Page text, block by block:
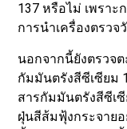
137 หรือไม่ เพรา
การนำเครื่องตรวจ
นอกจากนี้ยังตรวจ
กัมมันตรังสีซีเซียม
สารกัมมันตรังสีซีเ
ฝุ่นสีส้มฟุ้งกระจาย